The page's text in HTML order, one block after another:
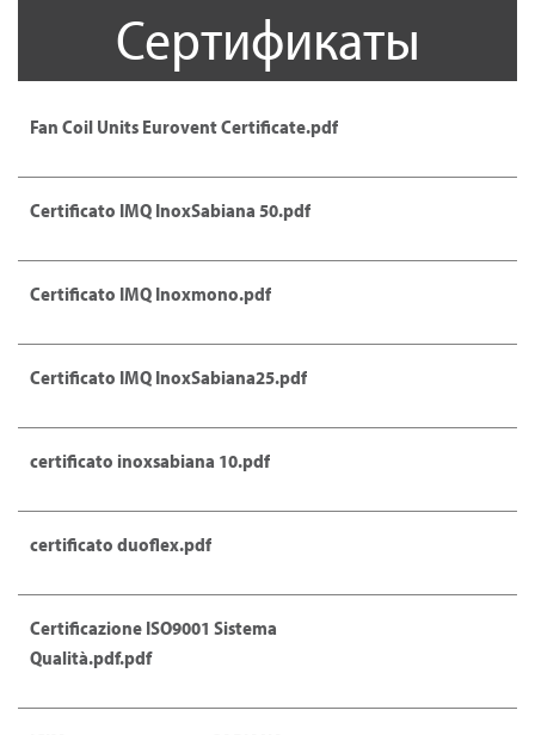
Сертификаты
Fan Coil Units Eurovent Certificate.pdf
Certificato IMQ InoxSabiana 50.pdf
Certificato IMQ Inoxmono.pdf
Certificato IMQ InoxSabiana25.pdf
certificato inoxsabiana 10.pdf
certificato duoflex.pdf
Certificazione ISO9001 Sistema
Qualità.pdf.pdf